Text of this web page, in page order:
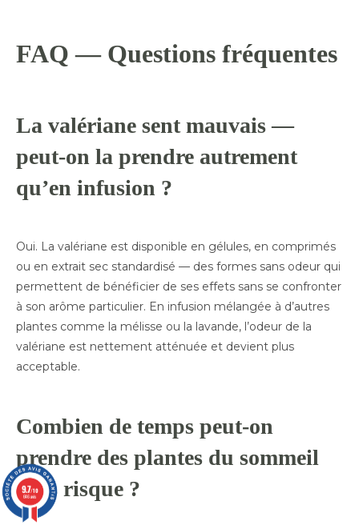
FAQ — Questions fréquentes
La valériane sent mauvais —
peut-on la prendre autrement
qu’en infusion ?
Oui. La valériane est disponible en gélules, en comprimés
ou en extrait sec standardisé — des formes sans odeur qui
permettent de bénéficier de ses effets sans se confronter
à son arôme particulier. En infusion mélangée à d’autres
plantes comme la mélisse ou la lavande, l’odeur de la
valériane est nettement atténuée et devient plus
acceptable.
Combien de temps peut-on
prendre des plantes du sommeil
sans risque ?
9.7/10
646 avis